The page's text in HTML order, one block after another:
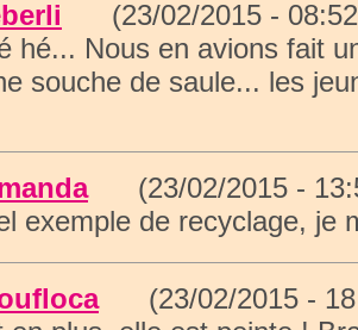
(23/02/2015 -
hé... Nous en avions fait
souche de saule... les
(23/02/2015 -
exemple de recyclage, je
(23/02/2015 -